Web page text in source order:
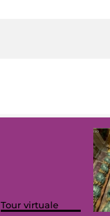
Tour virtuale